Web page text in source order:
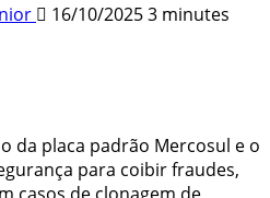
16/10/20253 minutes
da placa padrão Mercosul e o
para coibir fraudes,